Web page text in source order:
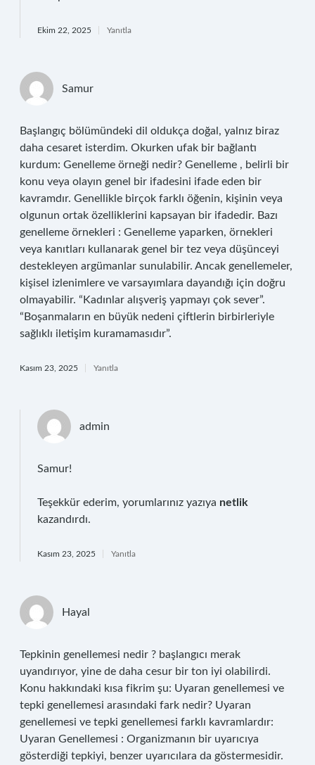
Ekim 22, 2025 Yanıtla
Samur
Başlangıç bölümündeki dil oldukça doğal, yalnız biraz
daha cesaret isterdim. Okurken ufak bir bağlantı
kurdum: Genelleme örneği nedir? Genelleme , belirli bir
konu veya olayın genel bir ifadesini ifade eden bir
kavramdır. Genellikle birçok farklı öğenin, kişinin veya
olgunun ortak özelliklerini kapsayan bir ifadedir. Bazı
genelleme örnekleri : Genelleme yaparken, örnekleri
veya kanıtları kullanarak genel bir tez veya düşünceyi
destekleyen argümanlar sunulabilir. Ancak genellemeler,
kişisel izlenimlere ve varsayımlara dayandığı için doğru
olmayabilir. “Kadınlar alışveriş yapmayı çok sever”.
“Boşanmaların en büyük nedeni çiftlerin birbirleriyle
sağlıklı iletişim kuramamasıdır”.
Kasım 23, 2025 Yanıtla
admin
Samur!
Teşekkür ederim, yorumlarınız yazıya netlik
kazandırdı.
Kasım 23, 2025 Yanıtla
Hayal
Tepkinin genellemesi nedir ? başlangıcı merak
uyandırıyor, yine de daha cesur bir ton iyi olabilirdi.
Konu hakkındaki kısa fikrim şu: Uyaran genellemesi ve
tepki genellemesi arasındaki fark nedir? Uyaran
genellemesi ve tepki genellemesi farklı kavramlardır:
Uyaran Genellemesi : Organizmanın bir uyarıcıya
gösterdiği tepkiyi, benzer uyarıcılara da göstermesidir.